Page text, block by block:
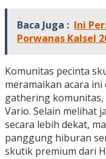
Baca Juga : Ini
Porwanas Kalsel
Komunitas pecinta
meramaikan acara
gathering
Vario. Selain melihat
secara lebih dekat,
panggung hiburan
skutik premium dari